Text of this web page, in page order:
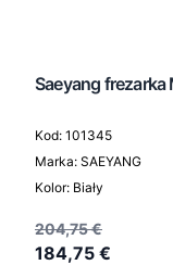
Saeyang
Kod: 101345
Marka: SAEYANG
Kolor: Biały
204,75 €
184,75 €